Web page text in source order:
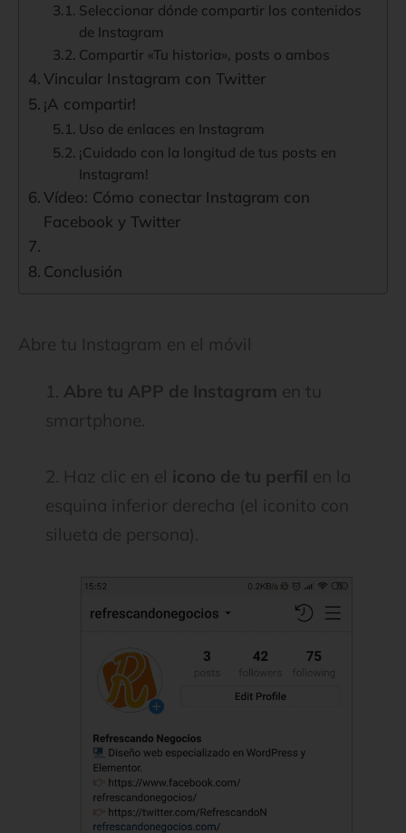
Seleccionar dónde compartir los contenidos
de Instagram
Compartir «Tu historia», posts o ambos
Vincular Instagram con Twitter
¡A compartir!
Uso de enlaces en Instagram
¡Cuidado con la longitud de tus posts en
Instagram!
Vídeo: Cómo conectar Instagram con
Facebook y Twitter
Conclusión
Abre tu Instagram en el móvil
1. Abre tu APP de Instagram en tu
smartphone.
2. Haz clic en el icono de tu perfil en la
esquina inferior derecha (el iconito con
silueta de persona).